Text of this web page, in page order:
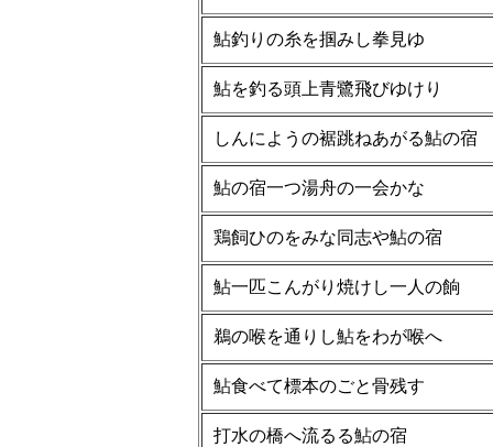
鮎釣りの糸を掴みし拳見ゆ
鮎を釣る頭上青鷺飛びゆけり
しんにようの裾跳ねあがる鮎の宿
鮎の宿一つ湯舟の一会かな
鶏飼ひのをみな同志や鮎の宿
鮎一匹こんがり焼けし一人の餉
鵜の喉を通りし鮎をわが喉へ
鮎食べて標本のごと骨残す
打水の橋へ流るる鮎の宿